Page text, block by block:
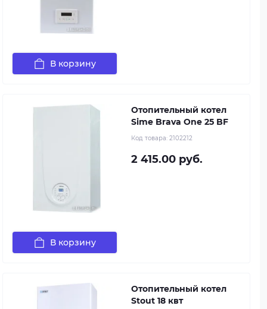
В корзину
Отопительный котел
Sime Brava One 25 BF
Код товара: 2102212
2 415.00 руб.
В корзину
Отопительный котел
Stout 18 квт